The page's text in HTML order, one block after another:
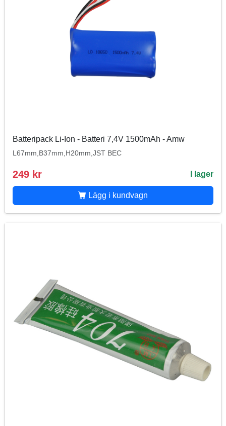
Batteripack Li-Ion - Batteri 7,4V 1500mAh - Amw
L67mm,B37mm,H20mm,JST BEC
249 kr I lager
Lägg i kundvagn